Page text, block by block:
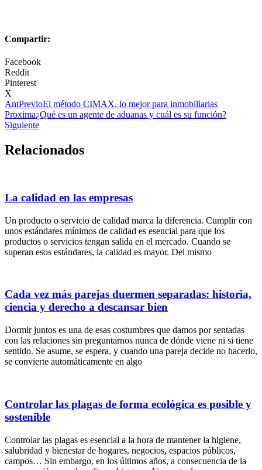
Compartir:
Facebook
Reddit
Pinterest
X
AntPrevioEl método CIMAX, lo mejor para inmobiliarias
Proxima¿Qué es un agente de aduanas y cuál es su función?
Siguiente
Relacionados
La calidad en las empresas
Un producto o servicio de calidad marca la diferencia. Cumplir con
unos estándares mínimos de calidad es esencial para que los
productos o servicios tengan salida en el mercado. Cuando se
superan esos estándares, la calidad es mayor. Del mismo
Cada vez más parejas duermen separadas: historia,
ciencia y derecho a descansar bien
Dormir juntos es una de esas costumbres que damos por sentadas
con las relaciones sin preguntarnos nunca de dónde viene ni si tiene
sentido. Se asume, se espera, y cuando una pareja decide no hacerlo,
se convierte automáticamente en algo
Controlar las plagas de forma ecológica es posible y
sostenible
Controlar las plagas es esencial a la hora de mantener la higiene,
salubridad y bienestar de hogares, negocios, espacios públicos,
campos… Sin embargo, en los últimos años, a consecuencia de la